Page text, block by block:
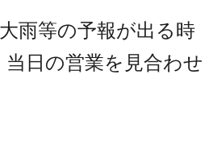
雨等の予報が出る時
日の営業を見合わせ